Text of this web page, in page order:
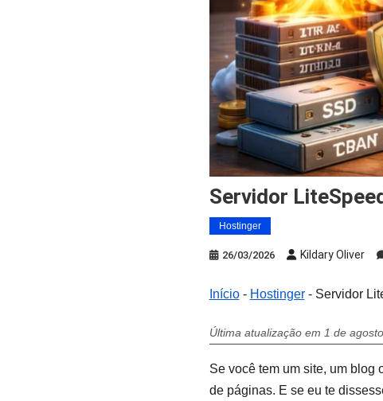
Servidor
Hostinger
26/03/2026 Kildary Oliver
Início- Hostinger- Servidor
Última atualização em 1 de
Se você tem um site, um blog
de páginas. E se eu te